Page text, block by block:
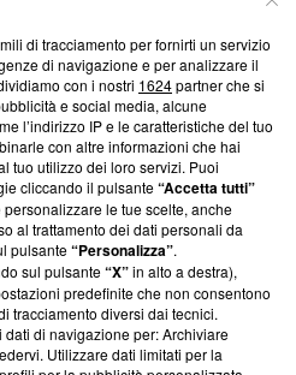
trasparenti su Blasting
e su come ci impegniamo a
afferma la nostra aderenza a
Blasting News non è
ma ha richiesto di farne
effettuato una verifica di
di tracciamento per fornirti un servizio
di navigazione e per analizzare il
con i nostri 1624partner che si
e social media, alcune
l’indirizzo IP e le caratteristiche del tuo
con altre informazioni che hai
tuo utilizzo dei loro servizi. Puoi
cliccando il pulsante“Accetta tutti”
le tue scelte, anche
al trattamento dei dati personali da
pulsante“Personalizza”.
sul pulsante“X”in alto a destra),
predefinite che non consentono
tracciamento diversi dai tecnici.
dati di navigazione per: Archiviare
Utilizzare dati limitati per la